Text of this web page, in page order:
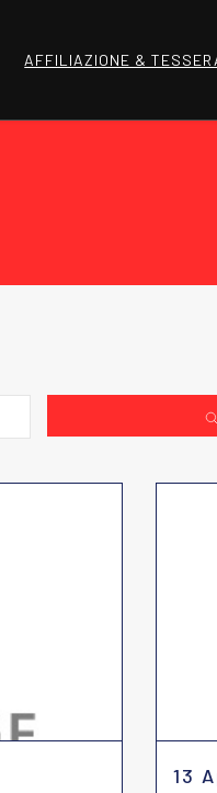
AFFILIAZIONE &
13